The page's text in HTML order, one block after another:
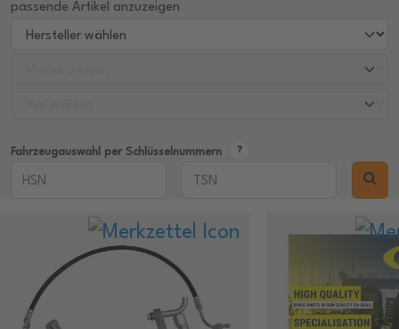
passende Artikel anzuzeigen
Fahrzeugauswahl per Schlüsselnummern